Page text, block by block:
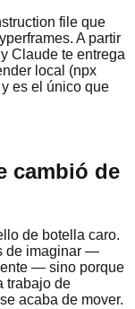
file que
A partir
Claude te entrega
local (npx
es el único que
cambió de
de botella caro.
de imaginar —
— sino porque
trabajo de
acaba de mover.